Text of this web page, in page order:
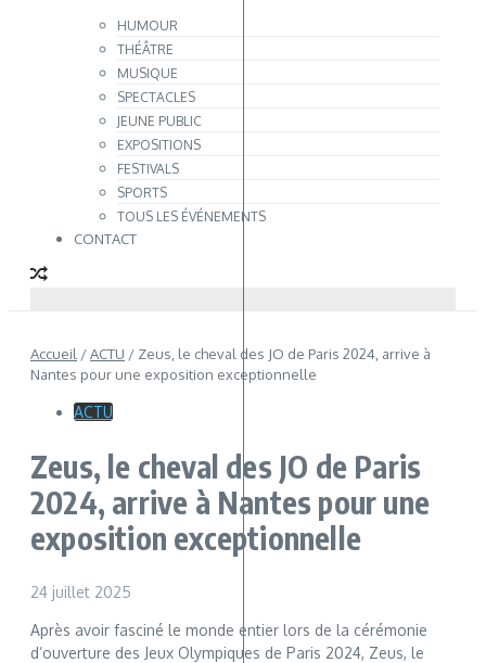
HUMOUR
THÉÂTRE
MUSIQUE
SPECTACLES
JEUNE PUBLIC
EXPOSITIONS
FESTIVALS
SPORTS
TOUS LES ÉVÉNEMENTS
CONTACT
Accueil /ACTU / Zeus, le cheval des JO de Paris 2024, arrive à
Nantes pour une exposition exceptionnelle
ACTU
Zeus, le cheval des JO de Paris
2024, arrive à Nantes pour une
exposition exceptionnelle
24 juillet 2025
Après avoir fasciné le monde entier lors de la cérémonie
d’ouverture des Jeux Olympiques de Paris 2024, Zeus, le